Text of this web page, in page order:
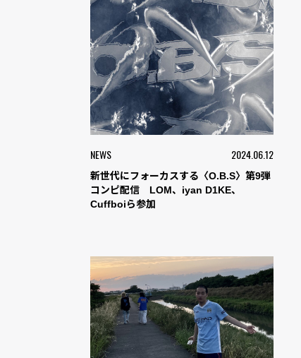
NEWS 2024.06.12
新世代にフォーカスする〈O.B.S〉第9弾
コンピ配信 LOM、iyan D1KE、
Cuffboiら参加